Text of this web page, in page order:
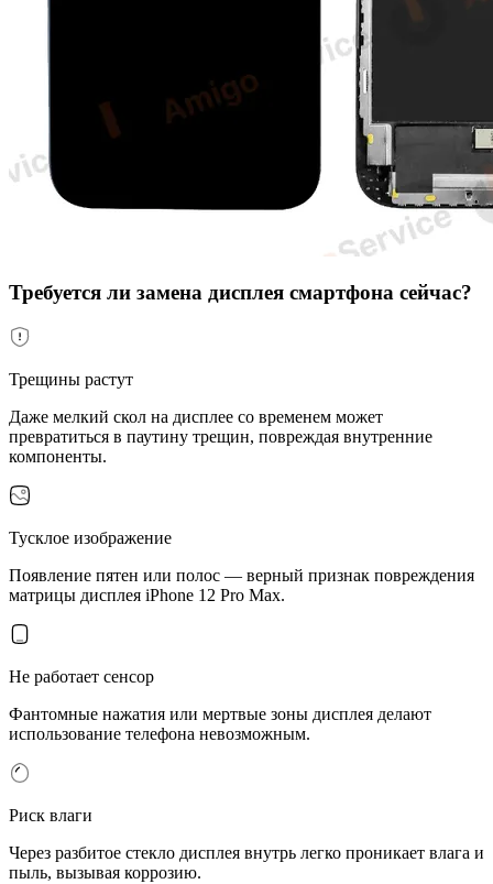
Требуется ли замена дисплея смартфона сейчас?
Трещины растут
Даже мелкий скол на дисплее со временем может
превратиться в паутину трещин, повреждая внутренние
компоненты.
Тусклое изображение
Появление пятен или полос — верный признак повреждения
матрицы дисплея iPhone 12 Pro Max.
Не работает сенсор
Фантомные нажатия или мертвые зоны дисплея делают
использование телефона невозможным.
Риск влаги
Через разбитое стекло дисплея внутрь легко проникает влага и
пыль, вызывая коррозию.